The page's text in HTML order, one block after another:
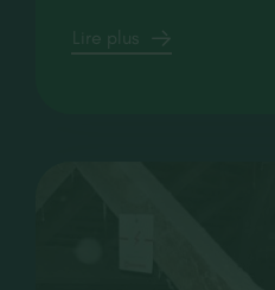
Lire plus